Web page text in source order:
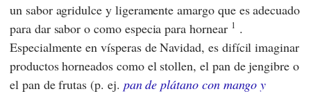
un sabor agridulce y ligeramente amargo que es adecuado
para dar sabor o como especia para hornear 1 .
Especialmente en vísperas de Navidad, es difícil imaginar
productos horneados como el stollen, el pan de jengibre o
el pan de frutas (p. ej. pan de plátano con mango y